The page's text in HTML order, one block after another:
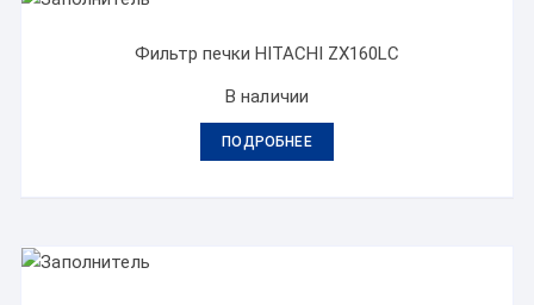
Фильтр печки HITACHI ZX160LC
В наличии
ПОДРОБНЕЕ